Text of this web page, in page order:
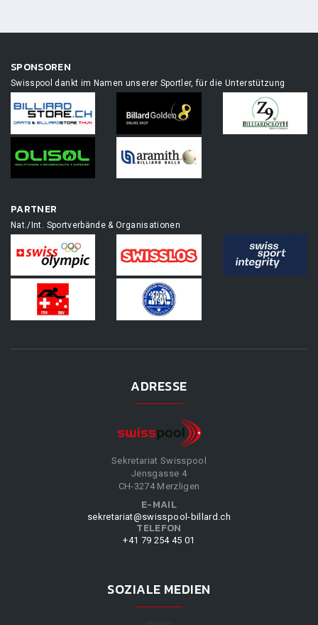
SPONSOREN
Swisspool dankt im Namen unserer Sportler, für die Unterstützung
PARTNER
Nat./Int. Sportverbände & Organisationen
ADRESSE
Sekretariat Swisspool
Jensgasse 4
CH-3274 Merzligen
E-MAIL
sekretariat@swisspool-billard.ch
TELEFON
+41 79 254 45 01
SOZIALE MEDIEN